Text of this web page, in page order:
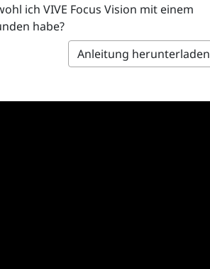
ich VIVE Focus Vision mit einem
habe?
Anleitung herunterladen